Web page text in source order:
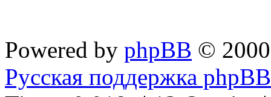
Powered by phpBB ©
Русская поддержка phpBB